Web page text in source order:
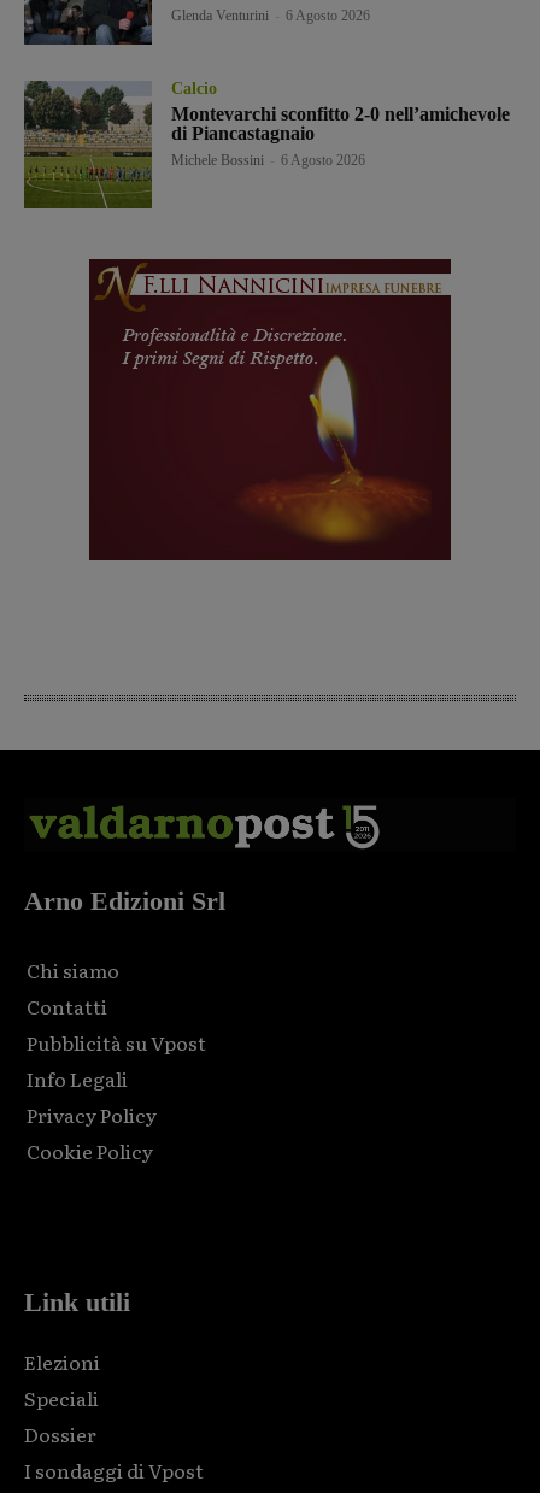
Glenda Venturini 6 Agosto 2026
Calcio
Montevarchi sconfitto 2-0 nell’amichevole
di Piancastagnaio
Michele Bossini 6 Agosto 2026
Arno Edizioni Srl
Chi siamo
Contatti
Pubblicità su Vpost
Info Legali
Privacy Policy
Cookie Policy
Link utili
Elezioni
Speciali
Dossier
I sondaggi di Vpost